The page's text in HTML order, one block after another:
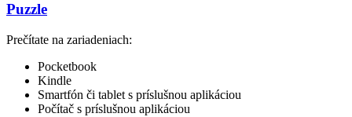
Puzzle
Prečítate na zariadeniach:
Pocketbook
Kindle
Smartfón či tablet s príslušnou aplikáciou
Počítač s príslušnou aplikáciou